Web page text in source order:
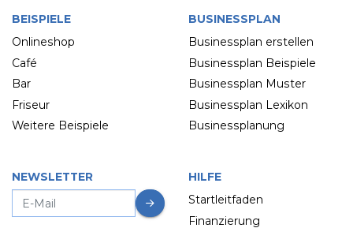
BEISPIELE
Onlineshop
Café
Bar
Friseur
Weitere Beispiele
BUSINESSPLAN
Businessplan erstellen
Businessplan Beispiele
Businessplan Muster
Businessplan Lexikon
Businessplanung
NEWSLETTER
HILFE
Startleitfaden
Finanzierung